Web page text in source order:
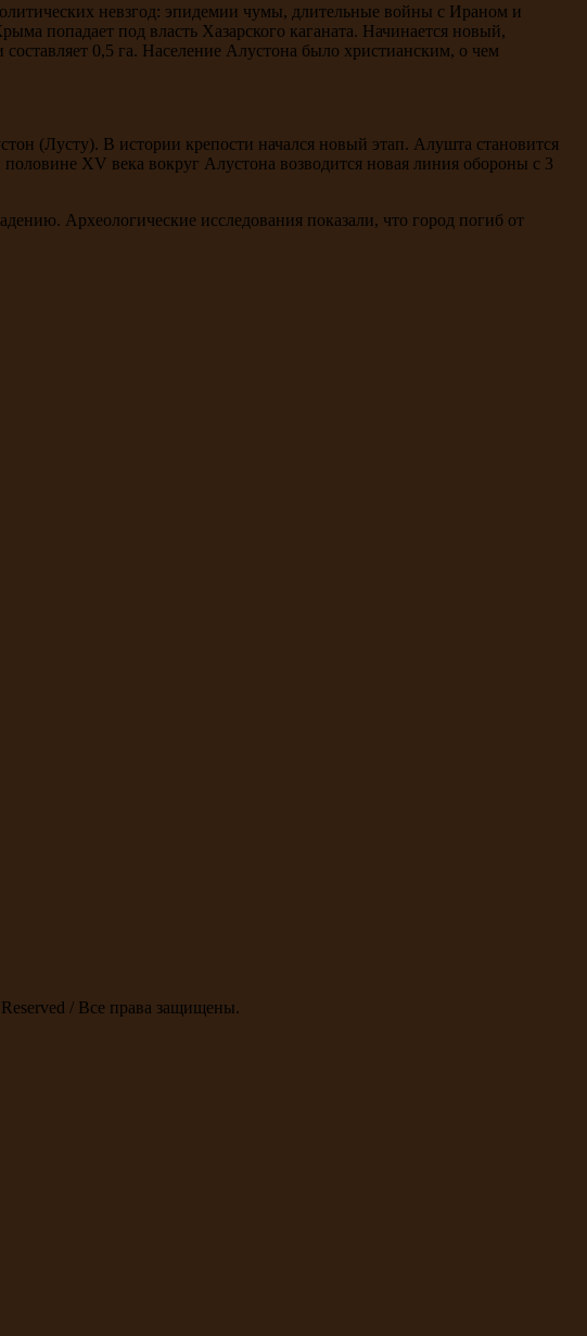
невзгод: эпидемии чумы, длительные войны с Ираном и
попадает под власть Хазарского каганата. Начинается новый,
0,5 га. Население Алустона было христианским, о чем
(Лусту). В истории крепости начался новый этап. Алушта становится
XV века вокруг Алустона возводится новая линия обороны с 3
Археологические исследования показали, что город погиб от
/ Все права защищены.